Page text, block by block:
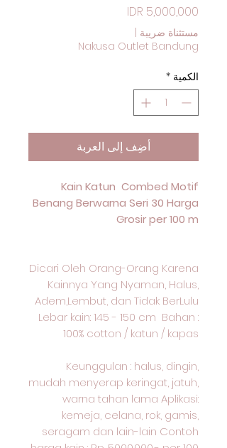
مستثناة ضريبة
Nakusa Outlet Bandung
الكمية *
أضِف إلى العربة
Kain Katun Combed Motif
Benang Berwarna Seri 30 Harga
Grosir per 100 m
Dicari Oleh Orang-Orang Karena
Kainnya Yang Nyaman, Halus,
Adem,Lembut, dan Tidak BerLulu
Lebar kain: 145 - 150 cm Bahan :
100% cotton / katun / kapas
Keunggulan : halus, dingin,
mudah menyerap keringat, jatuh,
warna tahan lama Aplikasi:
kemeja, celana, rok, gamis,
seragam dan lain-lain Contoh